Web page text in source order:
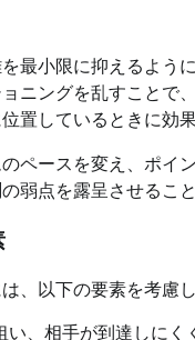
最小限に抑えるよう
ニングを乱すこと
置しているときに効果
ペースを変え、ポイ
弱点を露呈させること
、以下の要素を考慮
、相手が到達しにく